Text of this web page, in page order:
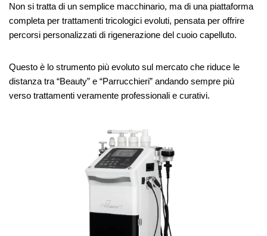
Non si tratta di un semplice macchinario, ma di una piattaforma
completa per trattamenti tricologici evoluti, pensata per offrire
percorsi personalizzati di rigenerazione del cuoio capelluto.
Questo è lo strumento più evoluto sul mercato che riduce le
distanza tra “Beauty” e “Parrucchieri” andando sempre più
verso trattamenti veramente professionali e curativi.